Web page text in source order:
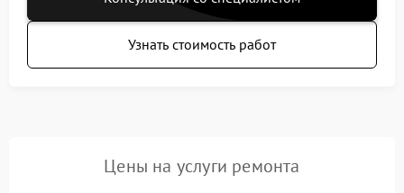
Узнать стоимость работ
Цены на услуги ремонта